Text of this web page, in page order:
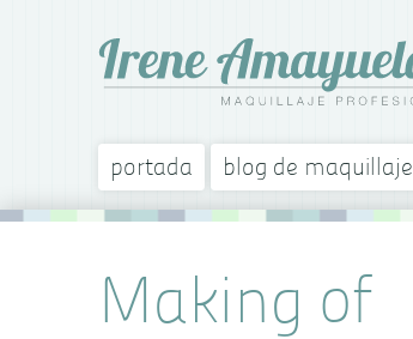
portada blog de maquillaje
Making of